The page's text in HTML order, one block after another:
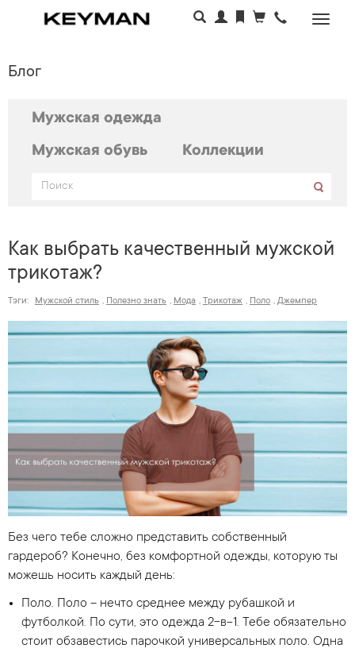
Блог
Мужская одежда
Мужская обувь
Коллекции
Как выбрать качественный мужской
трикотаж?
Тэги: Мужской стиль , Полезно знать , Мода , Трикотаж , Поло , Джемпер
Без чего тебе сложно представить собственный
гардероб? Конечно, без комфортной одежды, которую ты
можешь носить каждый день:
Поло. Поло – нечто среднее между рубашкой и
футболкой. По сути, это одежда 2-в-1. Тебе обязательно
стоит обзавестись парочкой универсальных поло. Одна